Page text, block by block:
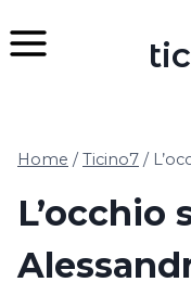
al
Home / Ticino7 /
L’occhio